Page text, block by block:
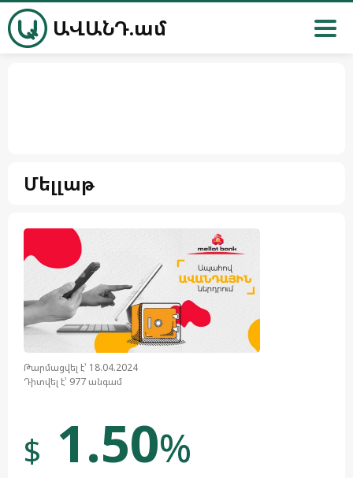
ԱՎԱՆԴ.ամ
Մելլաթ
Թարմացվել է՝ 18.04.2024
Դիտվել է՝ 977 անգամ
$ 1.50%